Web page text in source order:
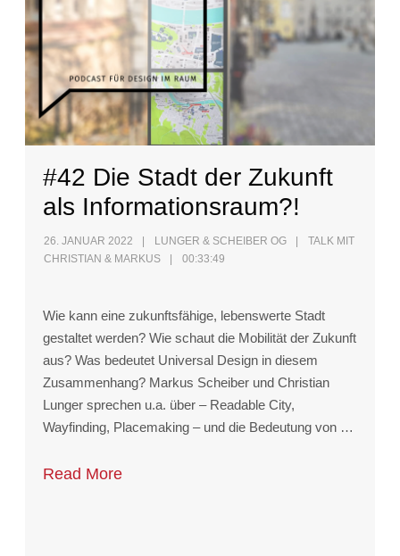
#42 Die Stadt der Zukunft
als Informationsraum?!
26. JANUAR 2022 LUNGER & SCHEIBER OG
TALK MIT
CHRISTIAN & MARKUS
00:33:49
Wie kann eine zukunftsfähige, lebenswerte Stadt
gestaltet werden? Wie schaut die Mobilität der Zukunft
aus? Was bedeutet Universal Design in diesem
Zusammenhang? Markus Scheiber und Christian
Lunger sprechen u.a. über – Readable City,
Wayfinding, Placemaking – und die Bedeutung von …
Read More